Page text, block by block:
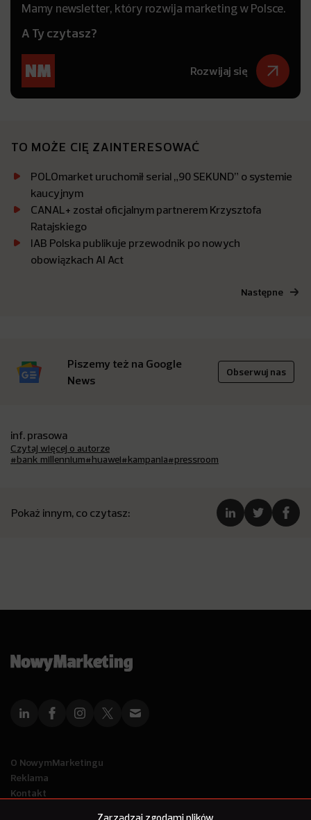
Mamy newsletter, który rozwija marketing w Polsce.
A Ty czytasz?
Rozwijaj się
TO MOŻE CIĘ ZAINTERESOWAĆ
POLOmarket uruchomił serial „90 SEKUND” o systemie
kaucyjnym
CANAL+ został oficjalnym partnerem Krzysztofa
Ratajskiego
IAB Polska publikuje przewodnik po nowych
obowiązkach AI Act
Następne
Piszemy też na Google
News
Obserwuj nas
inf. prasowa
Czytaj więcej o autorze
#bank millennium#huawei#kampania#pressroom
Pokaż innym, co czytasz:
O NowymMarketingu
Reklama
Kontakt